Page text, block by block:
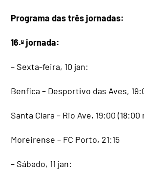
Programa das três jornadas:
16.ª jornada:
– Sexta-feira, 10 jan:
Benfica – Desportivo das Aves,
Santa Clara – Rio Ave, 19:00
Moreirense – FC Porto, 21:15
– Sábado, 11 jan: